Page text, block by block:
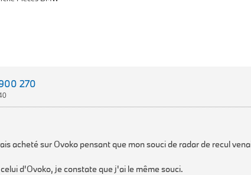
270
acheté sur Ovoko pensant que mon souci de radar de recul
d'Ovoko, je constate que j'ai le même souci.